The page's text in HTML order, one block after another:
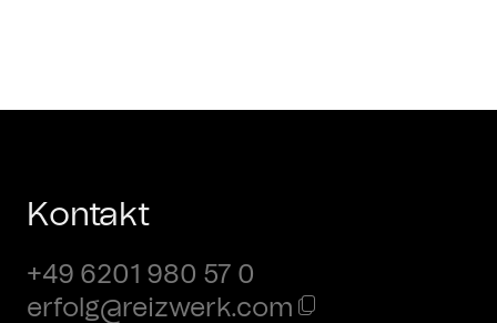
Kontakt
+49 6201 980 57 0
erfolg@reizwerk.com